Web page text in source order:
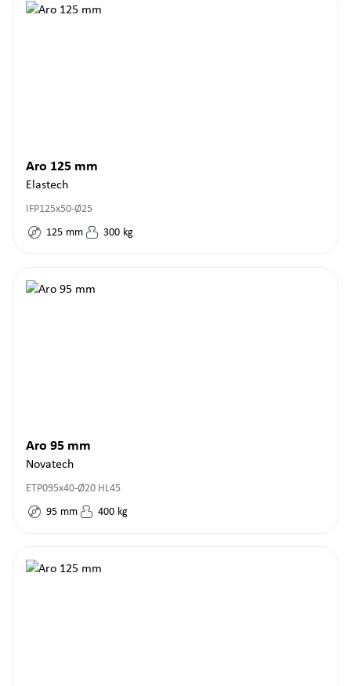
Aro 125 mm
Elastech
IFP125x50-Ø25
125 mm 300 kg
Aro 95 mm
Novatech
ETP095x40-Ø20 HL45
95 mm 400 kg